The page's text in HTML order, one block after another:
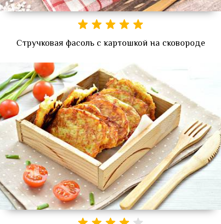
Стручковая фасоль с картошкой на сковороде